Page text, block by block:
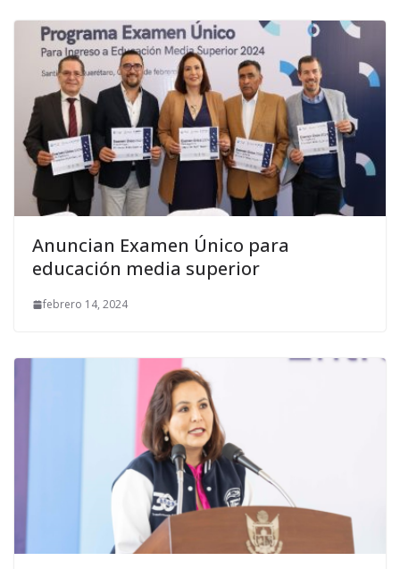
Anuncian Examen Único para
educación media superior
febrero 14, 2024